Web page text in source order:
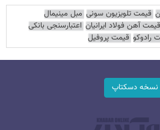
قیمت تلویزیون سونی مبل مینیمال
قیمت آهن فولاد ایرانیان اعتبارسنجی بانکی
رادوکو قیمت پروفیل
نسخه دسکتاپ